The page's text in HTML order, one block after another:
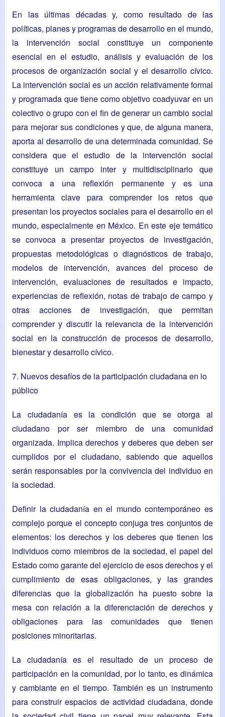
En las últimas décadas y, como resultado de las
políticas, planes y programas de desarrollo en el mundo,
la intervención social constituye un componente
esencial en el estudio, análisis y evaluación de los
procesos de organización social y el desarrollo cívico.
La intervención social es un acción relativamente formal
y programada que tiene como objetivo coadyuvar en un
colectivo o grupo con el fin de generar un cambio social
para mejorar sus condiciones y que, de alguna manera,
aporta al desarrollo de una determinada comunidad. Se
considera que el estudio de la intervención social
constituye un campo inter y multidisciplinario que
convoca a una reflexión permanente y es una
herramienta clave para comprender los retos que
presentan los proyectos sociales para el desarrollo en el
mundo, especialmente en México. En este eje temático
se convoca a presentar proyectos de investigación,
propuestas metodológicas o diagnósticos de trabajo,
modelos de intervención, avances del proceso de
intervención, evaluaciones de resultados e impacto,
experiencias de reflexión, notas de trabajo de campo y
otras acciones de investigación, que permitan
comprender y discutir la relevancia de la intervención
social en la construcción de procesos de desarrollo,
bienestar y desarrollo cívico.
7. Nuevos desafíos de la participación ciudadana en lo
público
La ciudadanía es la condición que se otorga al
ciudadano por ser miembro de una comunidad
organizada. Implica derechos y deberes que deben ser
cumplidos por el ciudadano, sabiendo que aquellos
serán responsables por la convivencia del individuo en
la sociedad.
Definir la ciudadanía en el mundo contemporáneo es
complejo porque el concepto conjuga tres conjuntos de
elementos: los derechos y los deberes que tienen los
individuos como miembros de la sociedad, el papel del
Estado como garante del ejercicio de esos derechos y el
cumplimiento de esas obligaciones, y las grandes
diferencias que la globalización ha puesto sobre la
mesa con relación a la diferenciación de derechos y
obligaciones para las comunidades que tienen
posiciones minoritarias.
La ciudadanía es el resultado de un proceso de
participación en la comunidad, por lo tanto, es dinámica
y cambiante en el tiempo. También es un instrumento
para construir espacios de actividad ciudadana, donde